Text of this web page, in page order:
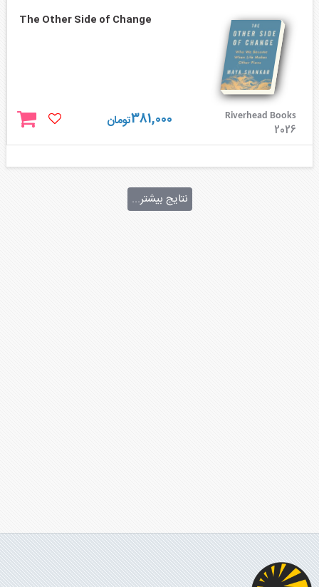
The Other Side of Change
Riverhead Books
2026
381,000تومان
نتایج بیشتر...